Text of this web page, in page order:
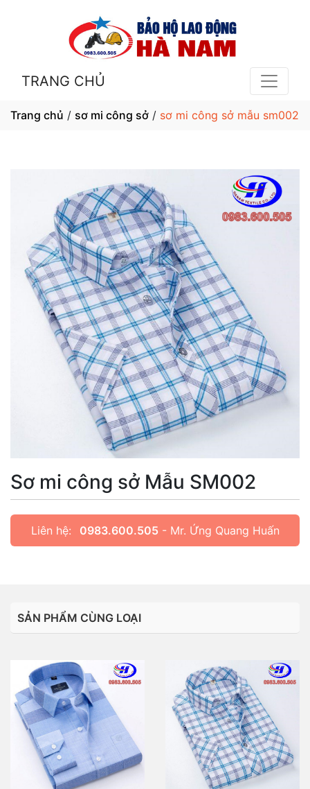
TRANG CHỦ
Trang chủ / sơ mi công sở / sơ mi công sở mẫu sm002
Sơ mi công sở Mẫu SM002
Liên hệ: 0983.600.505- Mr. Ứng Quang Huấn
SẢN PHẨM CÙNG LOẠI